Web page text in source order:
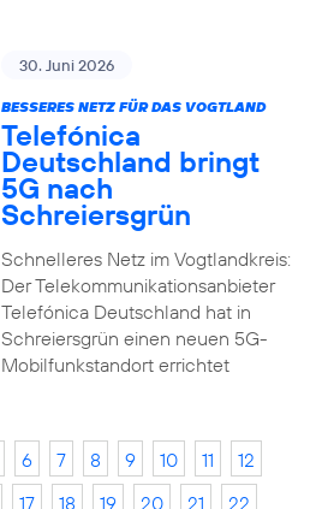
30. Juni 2026
BESSERES NETZ FÜR DAS VOGTLAND
Telefónica
Deutschland bringt
5G nach
Schreiersgrün
Schnelleres Netz im Vogtlandkreis:
Der Telekommunikationsanbieter
Telefónica Deutschland hat in
Schreiersgrün einen neuen 5G-
Mobilfunkstandort errichtet
6 7 8 9 10 11
12
17 18 19 20 21 22